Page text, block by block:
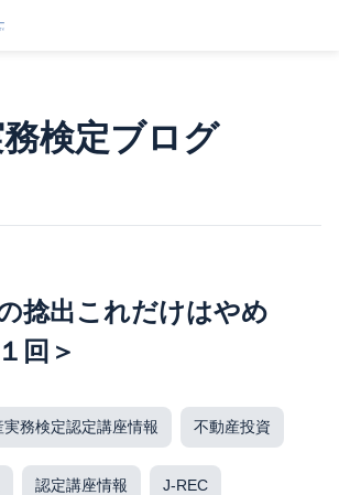
検定ブログ
捻出これだけはやめ
回＞
実務検定認定講座情報 不動産投資
認定講座情報 J-REC